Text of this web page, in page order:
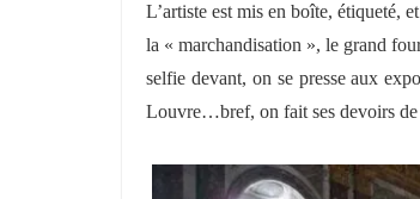
L’artiste est mis en boîte, étiqueté,
la « marchandisation », le grand
selfie devant, on se presse aux
Louvre…bref, on fait ses devoirs de